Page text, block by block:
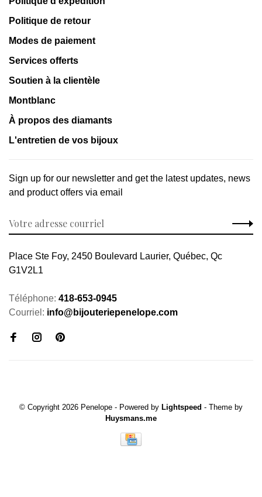
Politique de retour
Modes de paiement
Services offerts
Soutien à la clientèle
Montblanc
À propos des diamants
L'entretien de vos bijoux
Sign up for our newsletter and get the latest updates, news
and product offers via email
Place Ste Foy, 2450 Boulevard Laurier, Québec, Qc
G1V2L1
Téléphone: 418-653-0945
Courriel: info@bijouteriepenelope.com
© Copyright 2026 Penelope - Powered by Lightspeed - Theme by
Huysmans.me